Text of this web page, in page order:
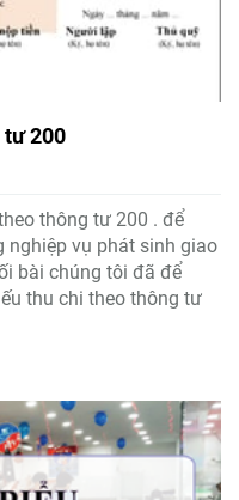
tư 200
thông tư 200 . để
nghiệp vụ phát sinh giao
bài chúng tôi đã để
thu chi theo thông tư